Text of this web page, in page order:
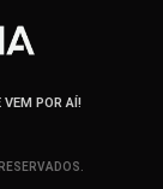
VEM POR AÍ!